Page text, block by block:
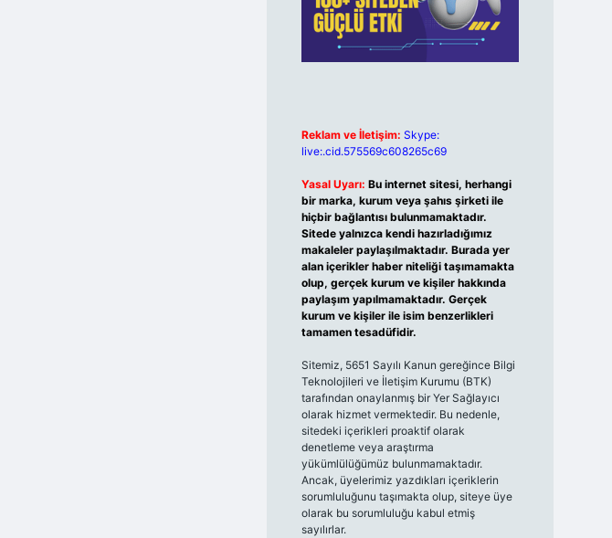
Reklam ve İletişim: Skype:
live:.cid.575569c608265c69
Yasal Uyarı: Bu internet sitesi, herhangi
bir marka, kurum veya şahıs şirketi ile
hiçbir bağlantısı bulunmamaktadır.
Sitede yalnızca kendi hazırladığımız
makaleler paylaşılmaktadır. Burada yer
alan içerikler haber niteliği taşımamakta
olup, gerçek kurum ve kişiler hakkında
paylaşım yapılmamaktadır. Gerçek
kurum ve kişiler ile isim benzerlikleri
tamamen tesadüfidir.
Sitemiz, 5651 Sayılı Kanun gereğince Bilgi
Teknolojileri ve İletişim Kurumu (BTK)
tarafından onaylanmış bir Yer Sağlayıcı
olarak hizmet vermektedir. Bu nedenle,
sitedeki içerikleri proaktif olarak
denetleme veya araştırma
yükümlülüğümüz bulunmamaktadır.
Ancak, üyelerimiz yazdıkları içeriklerin
sorumluluğunu taşımakta olup, siteye üye
olarak bu sorumluluğu kabul etmiş
sayılırlar.